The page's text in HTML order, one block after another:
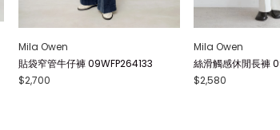
Mila Owen
貼袋窄管牛仔褲 09WFP264133
$2,700
Mila Owen
絲滑觸感休閒長褲
$2,580